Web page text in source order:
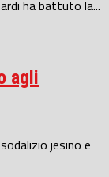
ha battuto la...
agli
jesino e